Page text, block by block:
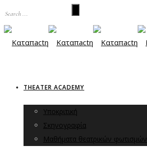
THEATER ACADEMY
Υποκριτική
Σκηνογραφία
Μαθήματα θεατρικών φωτισμών